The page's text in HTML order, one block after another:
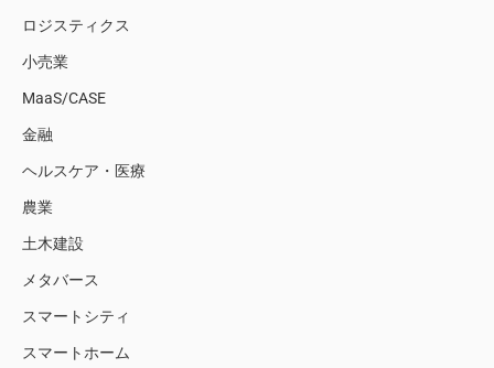
ロジスティクス
小売業
MaaS/CASE
金融
ヘルスケア・医療
農業
土木建設
メタバース
スマートシティ
スマートホーム